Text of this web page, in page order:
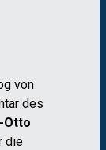
von
des
Otto
die